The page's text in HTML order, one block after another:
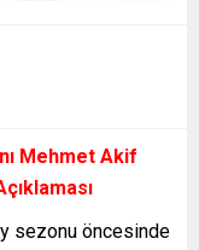
Mehmet Akif
sezonu öncesinde